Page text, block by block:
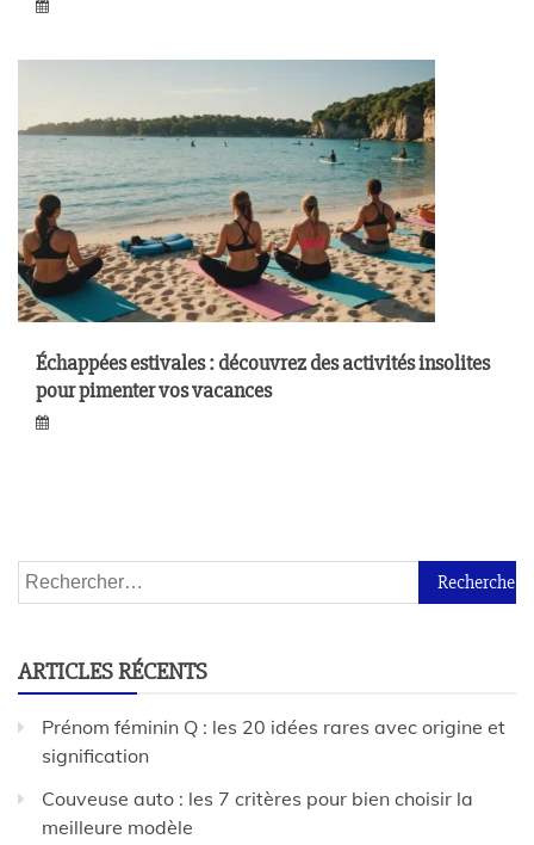
Échappées estivales : découvrez des activités insolites
pour pimenter vos vacances
ARTICLES RÉCENTS
Prénom féminin Q : les 20 idées rares avec origine et
signification
Couveuse auto : les 7 critères pour bien choisir la
meilleure modèle